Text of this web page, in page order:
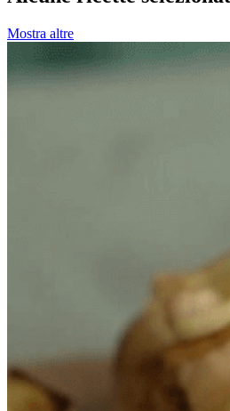
Mostra altre